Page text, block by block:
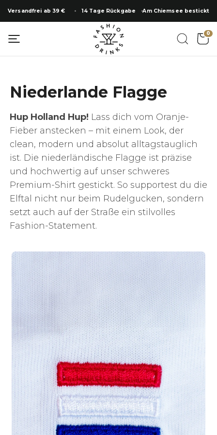
Inhalt
springen
Versandfrei ab 39 € 14 Tage Rückgabe Am Chiemsee bestickt
0
Niederlande Flagge
Hup Holland Hup! Lass dich vom Oranje-
Fieber anstecken – mit einem Look, der
clean, modern und absolut alltagstauglich
ist. Die niederländische Flagge ist präzise
und hochwertig auf unser schweres
Premium-Shirt gestickt. So supportest du die
Elftal nicht nur beim Rudelgucken, sondern
setzt auch auf der Straße ein stilvolles
Fashion-Statement.